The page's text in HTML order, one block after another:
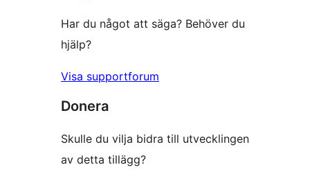
Har du något att säga? Behöver du
hjälp?
Visa supportforum
Donera
Skulle du vilja bidra till utvecklingen
av detta tillägg?